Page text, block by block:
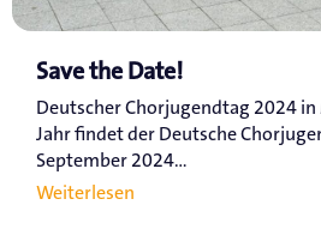
Save the Date!
Deutscher Chorjugendtag 2024
Jahr findet der Deutsche
September 2024...
Weiterlesen